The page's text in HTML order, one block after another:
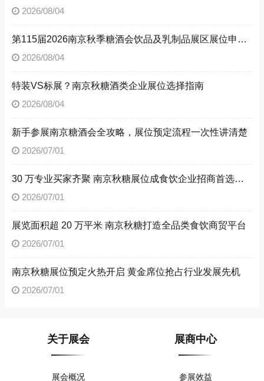
2026/08/04
第115届2026南京秋季糖酒会饮品及乳制品展区展位申请技巧
2026/08/04
特装VS标展？南京秋糖酒类企业展位选择指南
2026/08/04
新手参展南京糖酒会全攻略，展位预定流程一次性讲清楚
2026/07/01
30 万专业买家齐聚 南京秋糖展位成食饮企业招商首选阵地
2026/07/01
展览面积超 20 万平米 南京秋糖打造全品类食饮商贸平台
2026/07/01
南京秋糖展位预定火热开启 黄金席位抢占行业发展先机
2026/07/01
关于展会
展会概况
展商中心
参展效益